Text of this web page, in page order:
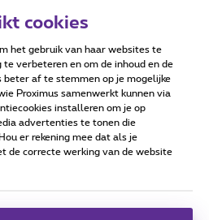
Accessibility statement
© Proximus
cookies
het gebruik van haar websites te
verbeteren en om de inhoud en de
af te stemmen op je mogelijke
Proximus samenwerkt kunnen via
installeren om je op
advertenties te tonen die
er rekening mee dat als je
de correcte werking van de website